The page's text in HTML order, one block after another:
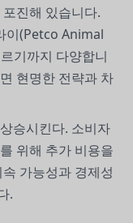
진해 있습니다.
이(Petco Animal
기까지 다양합니
현명한 전략과 차
승시킨다. 소비자
위해 추가 비용을
가능성과 경제성
.